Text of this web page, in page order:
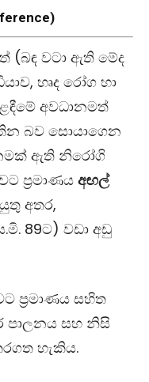
(බඳ වටා ඇති මේද
හෘද රෝග හා
අවධානමත්
බව සොයාගෙන
ඇති නිරෝගි
ප්‍රමාණය අඟල්
අතර,
89ට) වඩා අඩු
ප්‍රමාණය සහිත
පාලනය සහ නිසි
හැකිය.